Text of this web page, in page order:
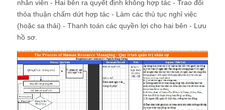
nhân viên - Hai bên ra quyết định không hợp tác - Trao đổi
thỏa thuận chấm dứt hợp tác - Làm các thủ tục nghỉ việc
(hoặc sa thải) - Thanh toán các quyền lợi cho hai bên - Lưu
hồ sơ.